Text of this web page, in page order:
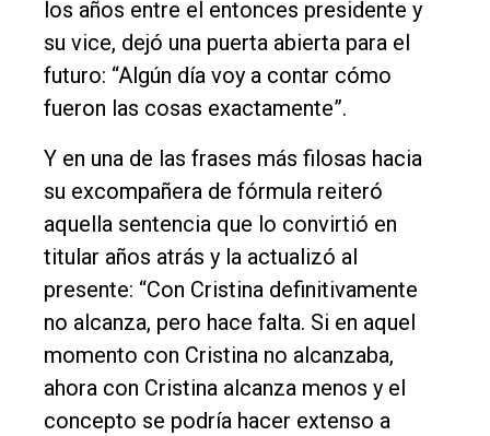
los años entre el entonces presidente y
su vice, dejó una puerta abierta para el
futuro: “Algún día voy a contar cómo
fueron las cosas exactamente”.
Y en una de las frases más filosas hacia
su excompañera de fórmula reiteró
aquella sentencia que lo convirtió en
titular años atrás y la actualizó al
presente: “Con Cristina definitivamente
no alcanza, pero hace falta. Si en aquel
momento con Cristina no alcanzaba,
ahora con Cristina alcanza menos y el
concepto se podría hacer extenso a